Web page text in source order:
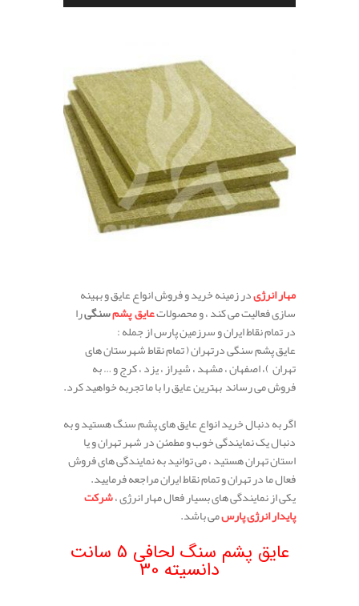
مهار انرژیدر زمینه خرید و فروش انواع عایق و بهینه
سازی فعالیت می کند ، و محصولاتعایق پشمسنگیرا
در تمام نقاط ایران و سرزمین پارس از جمله :
عایق پشم سنگی درتهران ( تمام نقاط شهرستان های
تهران )، اصفهان ، مشهد ، شیراز ، یزد ، کرج و … به
فروش می رساند بهترین عایق را با ما تجربه خواهید کرد.
اگر به دنبال خرید انواع عایق های پشم سنگ هستید و به
دنبال یک نمایندگی خوب و مطمئن در شهر تهران و یا
استان تهران هستید ، می توانید به نمایندگی های فروش
فعال ما در تهران و تمام نقاط ایران مراجعه فرمایید.
یکی از نمایندگی های بسیار فعال مهار انرژی ،شرکت
پایدار انرژی پارسمی باشد.
عایق پشم سنگ لحافی 5 سانت
دانسیته 30